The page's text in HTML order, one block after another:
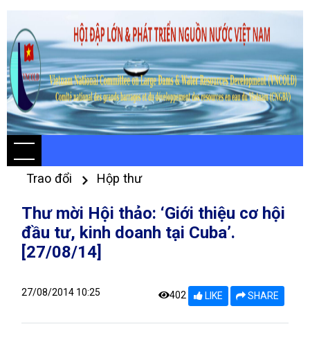
Trao đổi Hộp thư
Thư mời Hội thảo: ‘Giới thiệu cơ hội
đầu tư, kinh doanh tại Cuba’.
[27/08/14]
27/08/2014 10:25 402 LIKE SHARE